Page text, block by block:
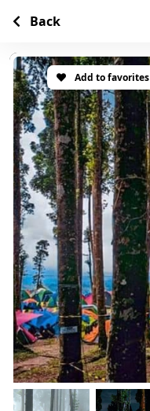
Add to favorites
Back